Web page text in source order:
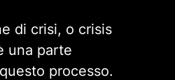
di crisi, o crisis
una parte
processo.